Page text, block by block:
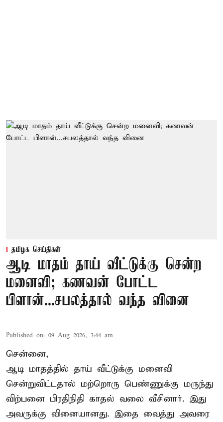
தமிழக செய்திகள்
ஆடி மாதம் தாய் வீட்டுக்கு சென்ற
மனைவி; கணவன் போட்ட
பிளான்...சபலத்தால் வந்த வினை
Published on: 09 Aug 2026, 3:44 am
சென்னை,
ஆடி மாதத்தில் தாய் வீட்டுக்கு மனைவி
சென்றுவிட்டதால் மற்றொரு பெண்ணுக்கு மருந்து
விற்பனை பிரதிநிதி காதல் வலை வீசினார். இது
அவருக்கு வினையானது. இதை வைத்து அவரை